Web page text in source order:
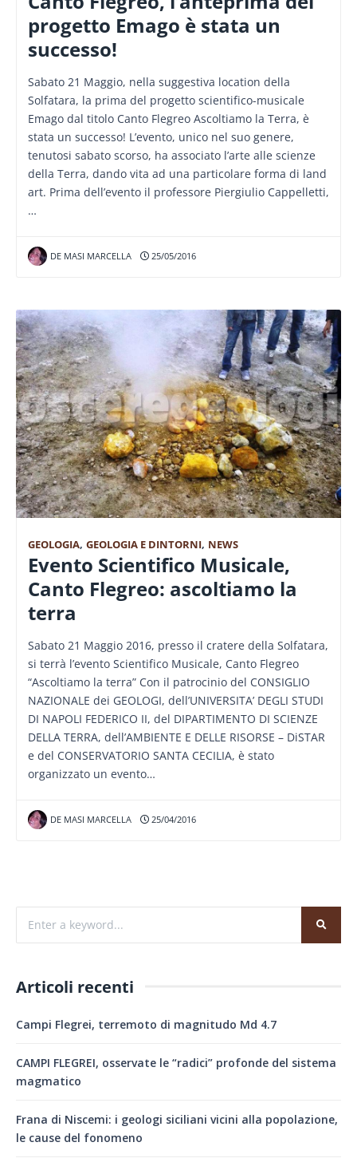
progetto Emago è stata un
successo!
Sabato 21 Maggio, nella suggestiva location della
Solfatara, la prima del progetto scientifico-musicale
Emago dal titolo Canto Flegreo Ascoltiamo la Terra, è
stata un successo! L’evento, unico nel suo genere,
tenutosi sabato scorso, ha associato l’arte alle scienze
della Terra, dando vita ad una particolare forma di land
art. Prima dell’evento il professore Piergiulio Cappelletti,
…
DE MASI MARCELLA 25/05/2016
GEOLOGIA, GEOLOGIA E DINTORNI, NEWS
Evento Scientifico Musicale,
Canto Flegreo: ascoltiamo la
terra
Sabato 21 Maggio 2016, presso il cratere della Solfatara,
si terrà l’evento Scientifico Musicale, Canto Flegreo
“Ascoltiamo la terra” Con il patrocinio del CONSIGLIO
NAZIONALE dei GEOLOGI, dell’UNIVERSITA’ DEGLI STUDI
DI NAPOLI FEDERICO II, del DIPARTIMENTO DI SCIENZE
DELLA TERRA, dell’AMBIENTE E DELLE RISORSE – DiSTAR
e del CONSERVATORIO SANTA CECILIA, è stato
organizzato un evento…
DE MASI MARCELLA 25/04/2016
Articoli recenti
Campi Flegrei, terremoto di magnitudo Md 4.7
CAMPI FLEGREI, osservate le “radici” profonde del sistema
magmatico
Frana di Niscemi: i geologi siciliani vicini alla popolazione,
le cause del fonomeno